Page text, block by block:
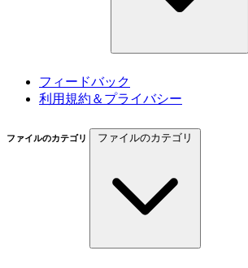
フィードバック
利用規約＆プライバシー
ファイルのカテゴリ ファイルのカテゴリ